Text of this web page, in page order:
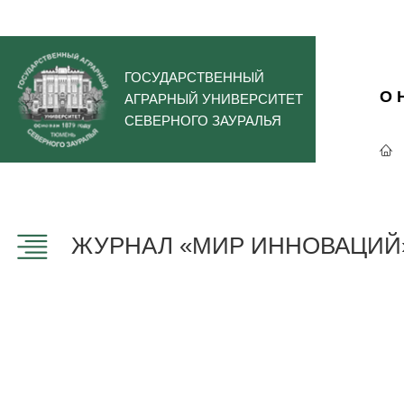
ГОСУДАРСТВЕННЫЙ
АГРАРНЫЙ УНИВЕРСИТЕТ
СЕВЕРНОГО ЗАУРАЛЬЯ
О
ЖУРНАЛ «МИР